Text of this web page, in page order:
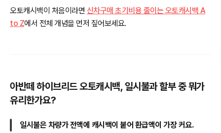
오토캐시백이 처음이라면 신차구매 초기비용 줄이는 오토캐시백 A
to Z에서 전체 개념을 먼저 짚어보세요.
아반떼 하이브리드 오토캐시백, 일시불과 할부 중 뭐가
유리한가요?
일시불은 차량가 전액에 캐시백이 붙어 환급액이 가장 커요.